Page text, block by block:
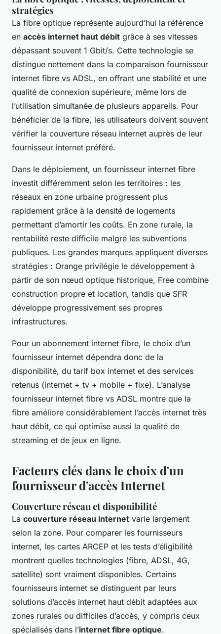
stratégies
La fibre optique représente aujourd’hui la référence
en accès internet haut débit grâce à ses vitesses
dépassant souvent 1 Gbit/s. Cette technologie se
distingue nettement dans la comparaison fournisseur
internet fibre vs ADSL, en offrant une stabilité et une
qualité de connexion supérieure, même lors de
l’utilisation simultanée de plusieurs appareils. Pour
bénéficier de la fibre, les utilisateurs doivent souvent
vérifier la couverture réseau internet auprès de leur
fournisseur internet préféré.
Dans le déploiement, un fournisseur internet fibre
investit différemment selon les territoires : les
réseaux en zone urbaine progressent plus
rapidement grâce à la densité de logements
permettant d’amortir les coûts. En zone rurale, la
rentabilité reste difficile malgré les subventions
publiques. Les grandes marques appliquent diverses
stratégies : Orange privilégie le développement à
partir de son nœud optique historique, Free combine
construction propre et location, tandis que SFR
développe progressivement ses propres
infrastructures.
Pour un abonnement internet fibre, le choix d’un
fournisseur internet dépendra donc de la
disponibilité, du tarif box internet et des services
retenus (internet + tv + mobile + fixe). L’analyse
fournisseur internet fibre vs ADSL montre que la
fibre améliore considérablement l’accès internet très
haut débit, ce qui optimise aussi la qualité de
streaming et de jeux en ligne.
Facteurs clés dans le choix d'un
fournisseur d'accès Internet
Couverture réseau et disponibilité
La couverture réseau internet varie largement
selon la zone. Pour comparer les fournisseurs
internet, les cartes ARCEP et les tests d’éligibilité
montrent quelles technologies (fibre, ADSL, 4G,
satellite) sont vraiment disponibles. Certains
fournisseurs internet se distinguent par leurs
solutions d’accès internet haut débit adaptées aux
zones rurales ou difficiles d’accès, y compris ceux
spécialisés dans l’internet fibre optique.